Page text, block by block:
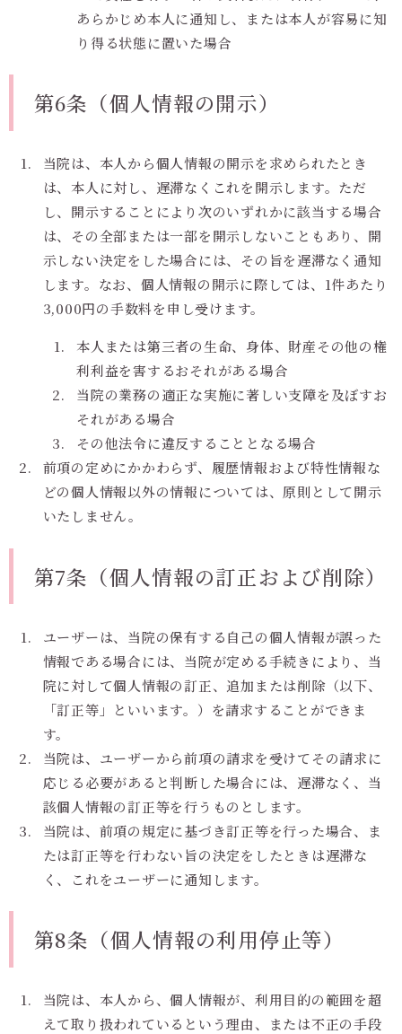
あらかじめ本人に通知し、または本人が容易に知
り得る状態に置いた場合
第6条（個人情報の開示）
当院は、本人から個人情報の開示を求められたとき
は、本人に対し、遅滞なくこれを開示します。ただ
し、開示することにより次のいずれかに該当する場合
は、その全部または一部を開示しないこともあり、開
示しない決定をした場合には、その旨を遅滞なく通知
します。なお、個人情報の開示に際しては、1件あたり
3,000円の手数料を申し受けます。
本人または第三者の生命、身体、財産その他の権
利利益を害するおそれがある場合
当院の業務の適正な実施に著しい支障を及ぼすお
それがある場合
その他法令に違反することとなる場合
前項の定めにかかわらず、履歴情報および特性情報な
どの個人情報以外の情報については、原則として開示
いたしません。
第7条（個人情報の訂正および削除）
ユーザーは、当院の保有する自己の個人情報が誤った
情報である場合には、当院が定める手続きにより、当
院に対して個人情報の訂正、追加または削除（以下、
「訂正等」といいます。）を請求することができま
す。
当院は、ユーザーから前項の請求を受けてその請求に
応じる必要があると判断した場合には、遅滞なく、当
該個人情報の訂正等を行うものとします。
当院は、前項の規定に基づき訂正等を行った場合、ま
たは訂正等を行わない旨の決定をしたときは遅滞な
く、これをユーザーに通知します。
第8条（個人情報の利用停止等）
当院は、本人から、個人情報が、利用目的の範囲を超
えて取り扱われているという理由、または不正の手段